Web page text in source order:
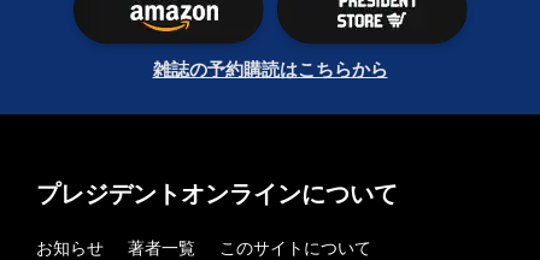
雑誌の予約購読はこちらから
プレジデントオンラインについて
お知らせ 著者一覧
このサイトについて